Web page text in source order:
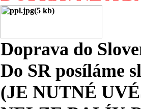
Doprava do
Do SR posíláme
(JE NUTNÉ